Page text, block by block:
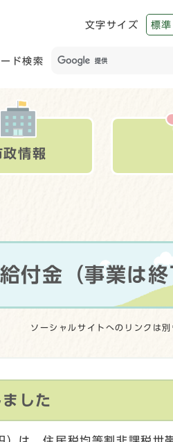
文字サイズ 標準
ド検索
政情報
付金（事業は
ソーシャルサイトへのリンクは
した